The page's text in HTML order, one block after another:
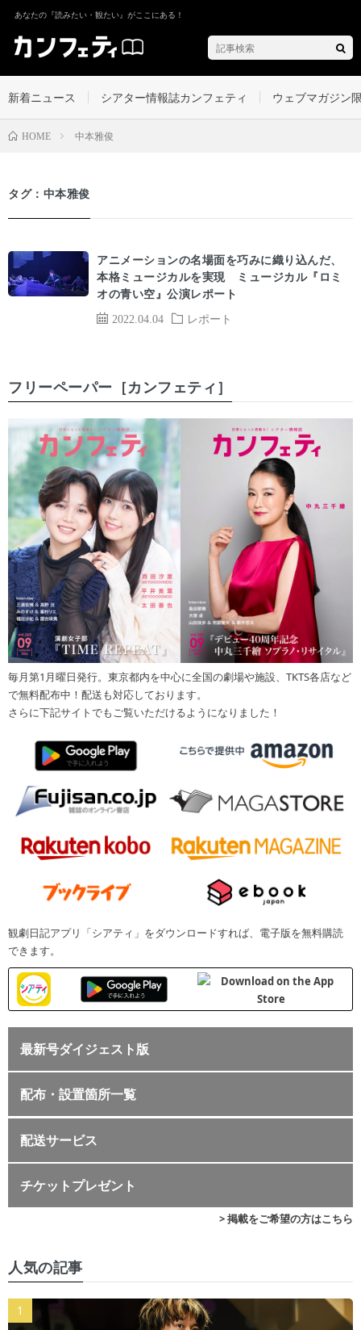
あなたの『読みたい・観たい』がここにある！
新着ニュース シアター情報誌カンフェティ ウェブマガジン
HOME 中本雅俊
タグ：中本雅俊
2022.04.04 レポート
アニメーションの名場面を巧みに織り込んだ、
本格ミュージカルを実現 ミュージカル『ロミ
オの青い空』公演レポート
フリーペーパー［カンフェティ］
毎月第1月曜日発行。東京都内を中心に全国の劇場や施設、TKTS各店など
で無料配布中！配送も対応しております。
さらに下記サイトでもご覧いただけるようになりました！
観劇日記アプリ「シアティ」をダウンロードすれば、電子版を無料購読
できます。
最新号ダイジェスト版
配布・設置箇所一覧
配送サービス
チケットプレゼント
> 掲載をご希望の方はこちら
人気の記事